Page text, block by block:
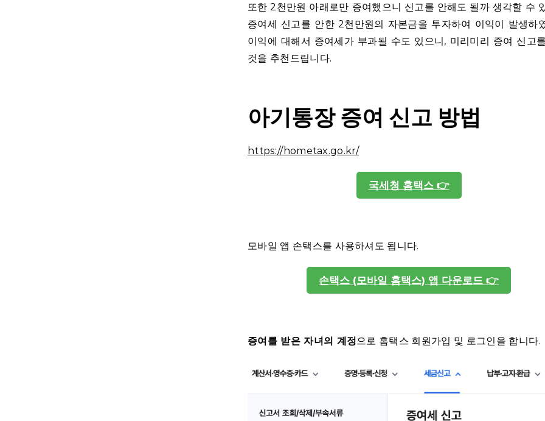
또한 2천만원 아래로만 증여했으니 신고를 안해도 될까 생각할 수
증여세 신고를 안한 2천만원의 자본금을 투자하여 이익이 발생하
이익에 대해서 증여세가 부과될 수도 있으니, 미리미리 증여 신고
것을 추천드립니다.
아기통장 증여 신고 방법
https://hometax.go.kr/
국세청 홈택스 👉
모바일 앱 손택스를 사용하셔도 됩니다.
손택스 (모바일 홈택스) 앱 다운로드 👉
증여를 받은 자녀의 계정으로 홈택스 회원가입 및 로그인을 합니다.